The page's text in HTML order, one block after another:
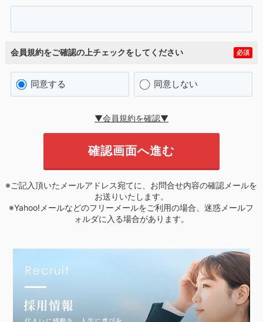
会員規約をご確認の上チェックをしてください 必須
同意する 同意しない
▼会員規約を確認▼
※ご記入頂いたメールアドレス宛てに、お問合せ内容の確認メールを
お送りいたします。
※Yahoo!メールなどのフリーメールをご利用の場合、迷惑メールフ
ォルダに入る場合があります。